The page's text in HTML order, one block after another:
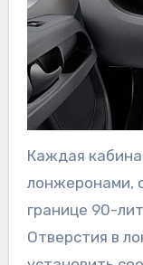
Каждая
лонжеронами,
границе 90-
Отверстия в